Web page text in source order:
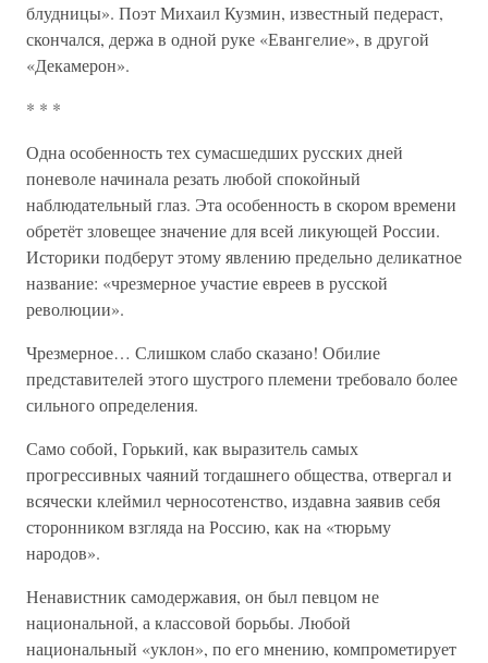
блудницы». Поэт Михаил Кузмин, известный педераст,
скончался, держа в одной руке «Евангелие», в другой
«Декамерон».
* * *
Одна особенность тех сумасшедших русских дней
поневоле начинала резать любой спокойный
наблюдательный глаз. Эта особенность в скором времени
обретёт зловещее значение для всей ликующей России.
Историки подберут этому явлению предельно деликатное
название: «чрезмерное участие евреев в русской
революции».
Чрезмерное… Слишком слабо сказано! Обилие
представителей этого шустрого племени требовало более
сильного определения.
Само собой, Горький, как выразитель самых
прогрессивных чаяний тогдашнего общества, отвергал и
всячески клеймил черносотенство, издавна заявив себя
сторонником взгляда на Россию, как на «тюрьму
народов».
Ненавистник самодержавия, он был певцом не
национальной, а классовой борьбы. Любой
национальный «уклон», по его мнению, компрометирует